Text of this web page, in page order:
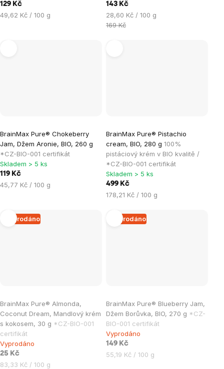
129 Kč
Měrná
49,62 Kč / 100 g
143 Kč
Měrná
cena:
28,60 Kč / 100 g
169 Kč
BrainMax Pure® Chokeberry
Jam, Džem Aronie, BIO, 260 g
*CZ-BIO-001 certifikát
Skladem > 5 ks
119 Kč
Měrná
45,77 Kč / 100 g
BrainMax Pure® Pistachio
cream, BIO, 280 g 100%
pistáciový krém v BIO kvalitě /
*CZ-BIO-001 certifikát
Skladem > 5 ks
499 Kč
Měrná
178,21 Kč / 100 g
Vyprodáno
BrainMax Pure® Almonda,
Coconut Dream, Mandlový krém
s kokosem, 30 g *CZ-BIO-001
certifikát
Vyprodáno
25 Kč
Měrná
83,33 Kč / 100 g
Vyprodáno
BrainMax Pure® Blueberry Jam,
Džem Borůvka, BIO, 270 g *CZ-
BIO-001 certifikát
Vyprodáno
149 Kč
Měrná
55,19 Kč / 100 g